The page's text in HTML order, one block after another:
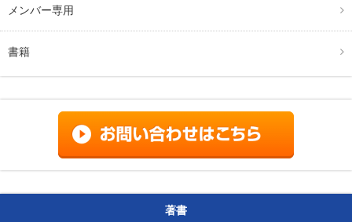
メンバー専用
書籍
著書